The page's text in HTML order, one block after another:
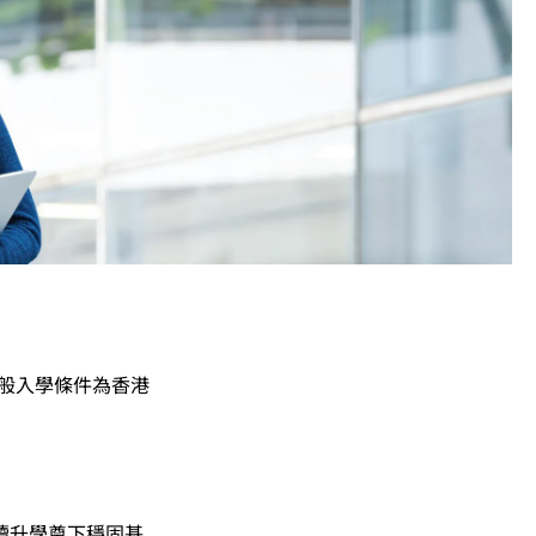
入學條件為香港